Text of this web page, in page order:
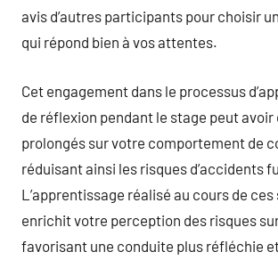
avis d’autres participants pour choisir
qui répond bien à vos attentes.
Cet engagement dans le processus
de réflexion pendant le stage peut
prolongés sur votre comportement de
réduisant ainsi les risques d’accidents
L’apprentissage réalisé au cours de
enrichit votre perception des risques
favorisant une conduite plus réfléchie